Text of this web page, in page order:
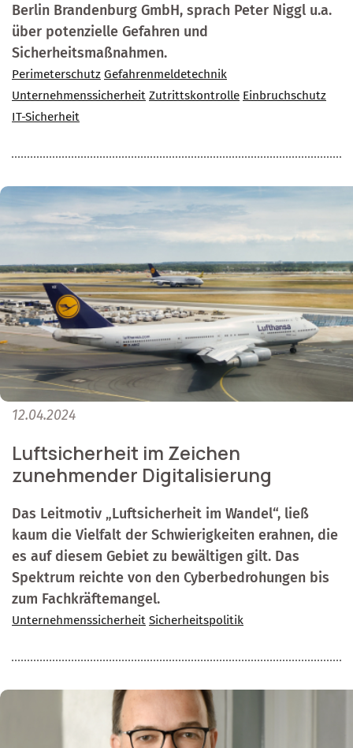
Berlin Brandenburg GmbH, sprach Peter Niggl u.a.
über potenzielle Gefahren und
Sicherheitsmaßnahmen.
Perimeterschutz Gefahrenmeldetechnik
Unternehmenssicherheit Zutrittskontrolle Einbruchschutz
IT-Sicherheit
12.04.2024
Luftsicherheit im Zeichen
zunehmender Digitalisierung
Das Leitmotiv „Luftsicherheit im Wandel“, ließ
kaum die Vielfalt der Schwierigkeiten erahnen, die
es auf diesem Gebiet zu bewältigen gilt. Das
Spektrum reichte von den Cyberbedrohungen bis
zum Fachkräftemangel.
Unternehmenssicherheit Sicherheitspolitik